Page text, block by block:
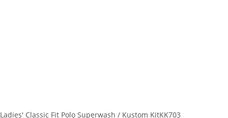
Ladies' Classic Fit Polo Superwash / Kustom KitKK703